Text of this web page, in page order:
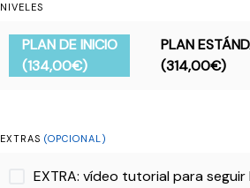
NIVELES
PLAN DE INICIO
(134,00€)
PLAN
(314,00€)
EXTRAS (OPCIONAL)
EXTRA: vídeo tutorial para